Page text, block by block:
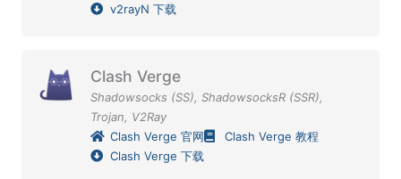
v2rayN 下载
Clash Verge
Shadowsocks (SS), ShadowsocksR (SSR),
Trojan, V2Ray
Clash Verge 官网
Clash Verge 教程
Clash Verge 下载